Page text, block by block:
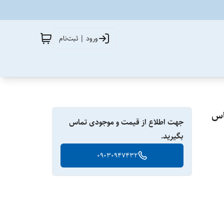
ورود | ثبت‌نام
جهت اطلاع از قیمت و موجودی تماس
بگیرید.
09030947432